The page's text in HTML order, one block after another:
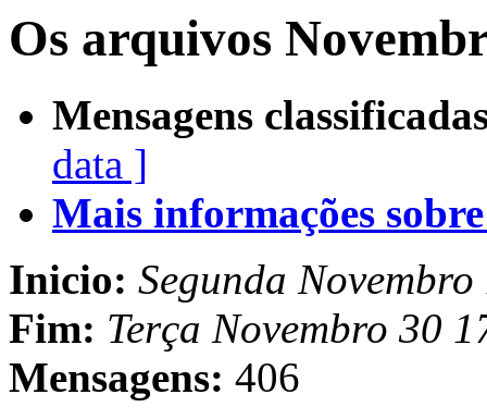
Os arquivos
Mensagens
data ]
Mais informações
Inicio: Segunda
Fim: Terça Novembro 30
Mensagens: 406